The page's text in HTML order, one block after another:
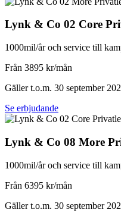
Lynk & Co 02 Core
1000mil/år och service till
Från 3895 kr/mån
Gäller t.o.m. 30 september
Se erbjudande
Lynk & Co 08 More
1000mil/år och service till
Från 6395 kr/mån
Gäller t.o.m. 30 september